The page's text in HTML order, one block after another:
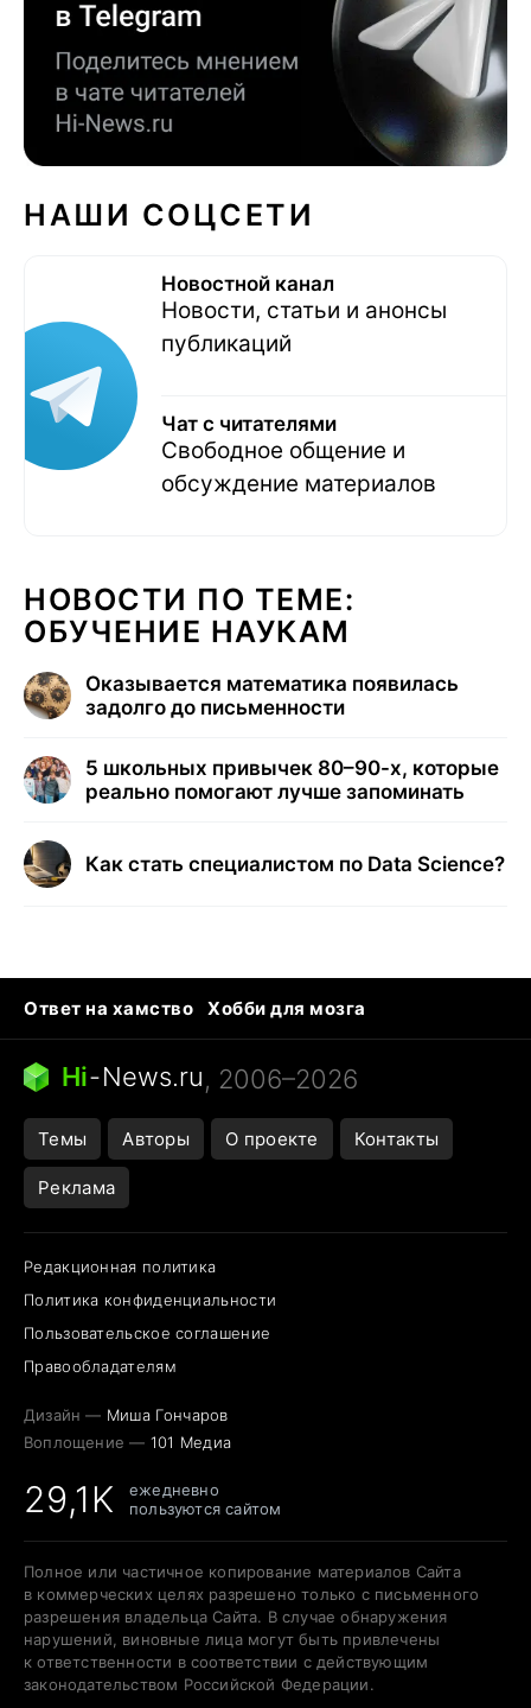
НАШИ СОЦСЕТИ
Новостной канал
Новости, статьи и анонсы
публикаций
Чат с читателями
Свободное общение и
обсуждение материалов
НОВОСТИ ПО ТЕМЕ:
ОБУЧЕНИЕ НАУКАМ
Оказывается математика появилась
задолго до письменности
5 школьных привычек 80–90-х, которые
реально помогают лучше запоминать
Как стать специалистом по Data Science?
Ответ на хамство
Хобби для мозга
Бензин 100 и 95
Тунцы в океанариуме
Следующая пандемия
Hi-News.ru, 2006–2026
Темы Авторы О проекте Контакты
Реклама
Редакционная политика
Политика конфиденциальности
Пользовательское соглашение
Правообладателям
Дизайн — Миша Гончаров
Воплощение — 101 Медиа
29,1K
ежедневно
пользуются сайтом
Полное или частичное копирование материалов Сайта
в коммерческих целях разрешено только с письменного
разрешения владельца Сайта. В случае обнаружения
нарушений, виновные лица могут быть привлечены
к ответственности в соответствии с действующим
законодательством Российской Федерации.